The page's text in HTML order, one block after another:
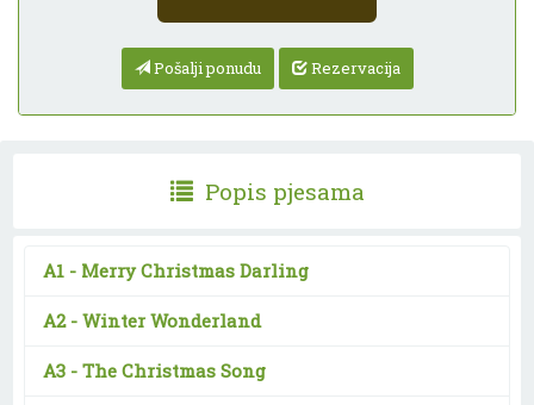
Pošalji ponudu Rezervacija
Popis pjesama
A1 - Merry Christmas Darling
A2 - Winter Wonderland
A3 - The Christmas Song